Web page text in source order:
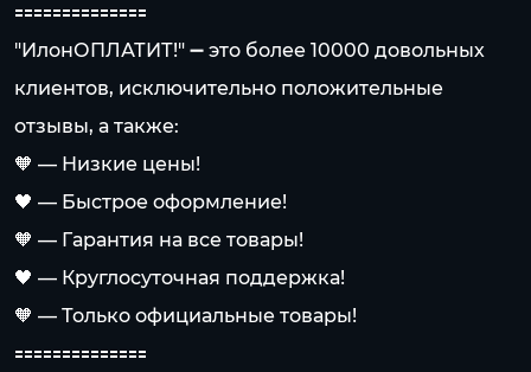
🟰🟰🟰🟰🟰🟰🟰🟰🟰🟰🟰🟰🟰🟰
"ИлонОПЛАТИТ!" ➖ это более 10000 довольных
клиентов, исключительно положительные
отзывы, а также:
🧡 — Низкие цены!
🖤 — Быстрое оформление!
🧡 — Гарантия на все товары!
🖤 — Круглосуточная поддержка!
🧡 — Только официальные товары!
🟰🟰🟰🟰🟰🟰🟰🟰🟰🟰🟰🟰🟰🟰